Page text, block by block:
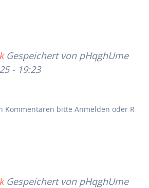
Gespeichert von pHqghUme
- 19:23
Kommentaren bitte Anmelden oder R
Gespeichert von pHqghUme